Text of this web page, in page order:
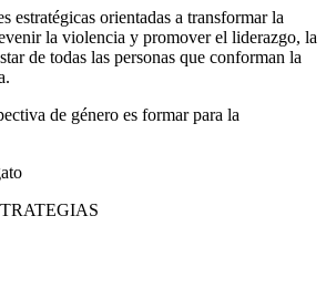
estratégicas orientadas a transformar la
la violencia y promover el liderazgo, la
de todas las personas que conforman la
de género es formar para la